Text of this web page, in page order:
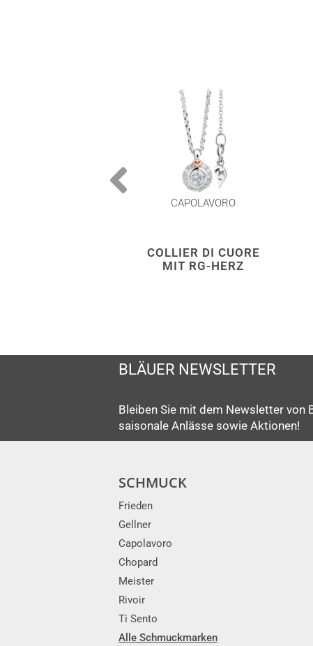
CAPOLAVORO
COLLIER DI CUORE
MIT RG-HERZ
BLÄUER NEWSLETTER
Bleiben Sie mit dem Newsletter von
saisonale Anlässe sowie Aktionen!
SCHMUCK
Frieden
Gellner
Capolavoro
Chopard
Meister
Rivoir
Ti Sento
Alle Schmuckmarken